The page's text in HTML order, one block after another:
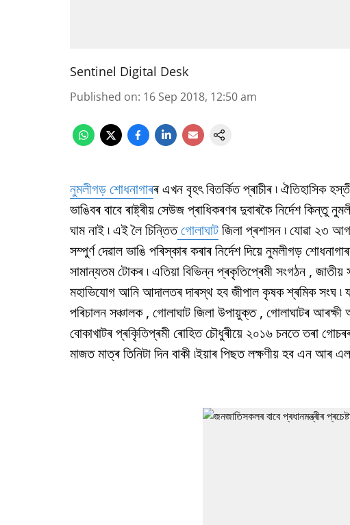
Sentinel Digital Desk
Published on: 16 Sep 2018, 12:50 am
নুমলীগড় শোধনাগাৰৰ এখন বৃহৎ বিতৰ্কিত প্ৰাচীৰ ৷ ঐতিহাসিক
ভাঙিবৰ বাবে ৰাষ্ট্ৰীয় সেউজ প্ৰাধিকৰণৰ দুবাৰকৈ নিৰ্দেশ কিন্তু
ঘাম নাই ৷ এই লৈ চিন্তিতগোলাঘাটজিলা প্ৰশাসন ৷ যোৱা ২৩
সম্পুৰ্ণ দেৱাল ভাঙি পৰিস্কাৰ কৰাৰ নিৰ্দেশ দিয়ে নুমলীগড়
সামান্যতম টোকৰ ৷ এতিয়া বিভিন্ন প্ৰকৃতিপ্ৰেমী সংগঠন ,
মহাভিযোগ আনি আদালতৰ দাৰস্থ হব জীপাল কৃষক শ্ৰমিক সংঘ ৷
পৰিচালন সঞ্চালক , গোলাঘাট জিলা উপায়ুক্ত , গোলাঘাটৰ আৰক্ষী
বোকাখাটৰ প্ৰকৃিতিপ্ৰমী ৰোহিত চৌধুৰীয়ে ২০১৬ চনতে তৰা
মাজত মাত্ৰ তিনিটা দিন বাকী ৷ইয়াৰ পিছত লক্ষণীয় হব এন আৰ